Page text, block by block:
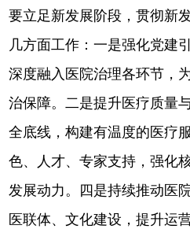
要立足新发展阶段，贯彻新
几方面工作：一是强化党建
深度融入医院治理各环节，
治保障。二是提升医疗质量
全底线，构建有温度的医疗
色、人才、专家支持，强化
发展动力。四是持续推动医
医联体、文化建设，提升运